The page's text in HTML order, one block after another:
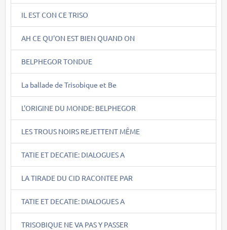
IL EST CON CE TRISO
AH CE QU'ON EST BIEN QUAND ON
BELPHEGOR TONDUE
La ballade de Trisobique et Be
L'ORIGINE DU MONDE: BELPHEGOR
LES TROUS NOIRS REJETTENT MÊME
TATIE ET DECATIE: DIALOGUES A
LA TIRADE DU CID RACONTEE PAR
TATIE ET DECATIE: DIALOGUES A
TRISOBIQUE NE VA PAS Y PASSER